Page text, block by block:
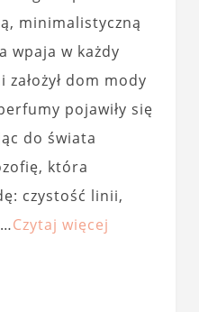
minimalistyczną
wpaja w każdy
dom mody
pojawiły się
do świata
która
czystość linii,
Czytaj więcej